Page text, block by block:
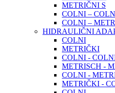
METRIČNI S
COLNI –
COLNI –
HIDRAULIČNI
COLNI
METRIČKI
COLNI -
METRISCH -
COLNI -
METRIČKI -